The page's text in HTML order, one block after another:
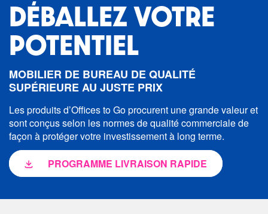
DÉBALLEZ VOTRE
POTENTIEL
MOBILIER DE BUREAU DE QUALITÉ
SUPÉRIEURE AU JUSTE PRIX
Les produits d’Offices to Go procurent une grande valeur et
sont conçus selon les normes de qualité commerciale de
façon à protéger votre investissement à long terme.
PROGRAMME LIVRAISON RAPIDE